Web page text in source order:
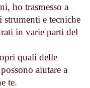
ho trasmesso a
strumenti e tecniche
in varie parti del
quali delle
aiutare a
te.